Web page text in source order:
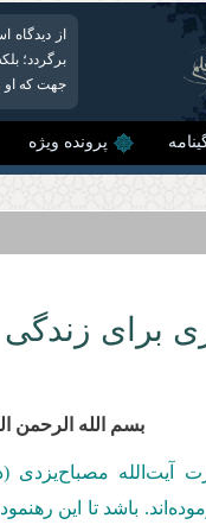
از
برگردد؛
جهت که او
پرونده ویژه
برای زندگی
بسم الله الرحمن
آیت‌الله
چهارم رمضان1440 ایراد